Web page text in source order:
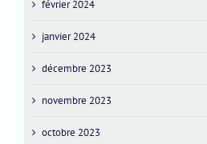
février 2024
janvier 2024
décembre 2023
novembre 2023
octobre 2023